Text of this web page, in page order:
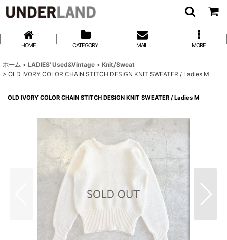
HOME CATEGORY MAIL MORE
ホーム > LADIES' Used&Vintage > Knit/Sweat
> OLD IVORY COLOR CHAIN STITCH DESIGN KNIT SWEATER / Ladies M
OLD IVORY COLOR CHAIN STITCH DESIGN KNIT SWEATER / Ladies M